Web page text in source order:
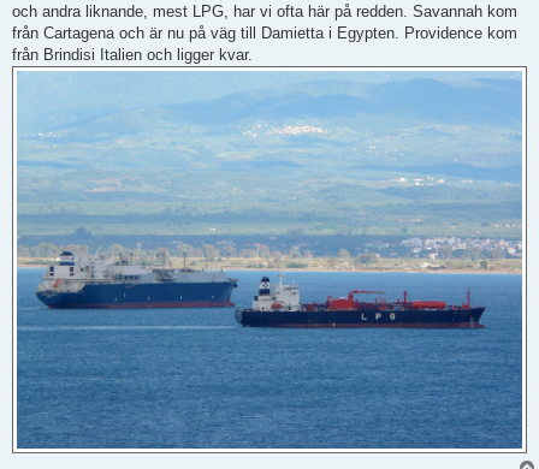
och andra liknande, mest LPG, har vi ofta här på redden. Savannah kom
från Cartagena och är nu på väg till Damietta i Egypten. Providence kom
från Brindisi Italien och ligger kvar.